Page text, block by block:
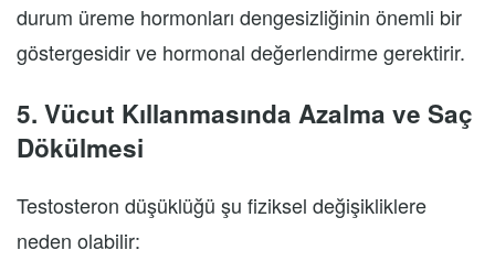
durum üreme hormonları dengesizliğinin önemli bir
göstergesidir ve hormonal değerlendirme gerektirir.
5. Vücut Kıllanmasında Azalma ve Saç
Dökülmesi
Testosteron düşüklüğü şu fiziksel değişikliklere
neden olabilir: